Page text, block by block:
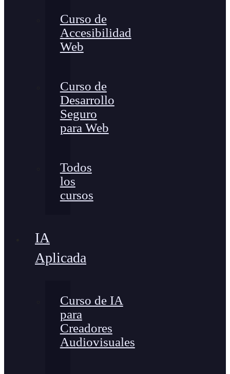
Curso de
Accesibilidad
Web
Curso de
Desarrollo
Seguro
para Web
Todos
los
cursos
IA
Aplicada
Curso de IA
para
Creadores
Audiovisuales